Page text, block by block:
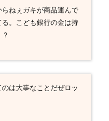
ねぇガキが商品運んで
。こども銀行の金は持
は大事なことだぜロッ